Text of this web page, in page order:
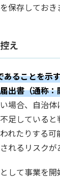
保存しておき
え
あることを示
出書（通称：
場合、自治
足している
れたりする
れるリスクが
して事業を